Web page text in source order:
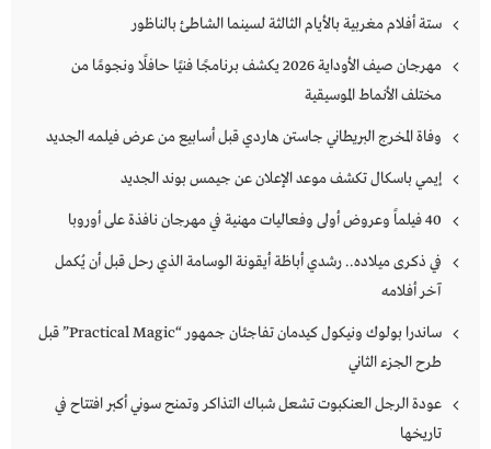
ستة أفلام مغربية بالأيام الثالثة لسينما الشاطئ بالناظور
مهرجان صيف الأوداية 2026 يكشف برنامجًا فنيًا حافلًا ونجومًا من
مختلف الأنماط الموسيقية
وفاة المخرج البريطاني جاستن هاردي قبل أسابيع من عرض فيلمه الجديد
إيمي باسكال تكشف موعد الإعلان عن جيمس بوند الجديد
40 فيلماً وعروض أولى وفعاليات مهنية في مهرجان نافذة على أوروبا
في ذكرى ميلاده.. رشدي أباظة أيقونة الوسامة الذي رحل قبل أن يُكمل
آخر أفلامه
ساندرا بولوك ونيكول كيدمان تفاجئان جمهور “Practical Magic” قبل
طرح الجزء الثاني
عودة الرجل العنكبوت تشعل شباك التذاكر وتمنح سوني أكبر افتتاح في
تاريخها